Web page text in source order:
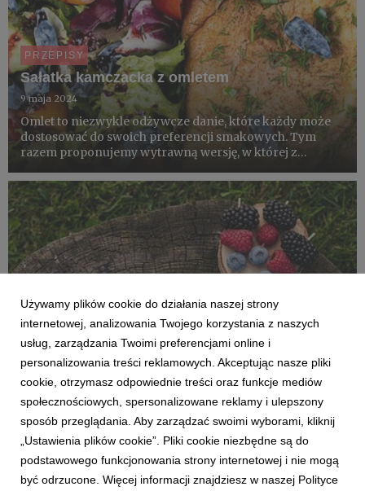
PRZEPISY
Sałatka kamczacka z omletem
9 maja 2024
Omlet to niezwykle odżywcze danie, które każdy może
dostosować do swoich preferencji smakowych. Tym
razem proponujemy wytrawną wersję, w której z
kamczacka - słodko-kwaśna idealna jako baza sosu
winegret. Ten sos warto zaadap...
PRZEPISY
Owocowe leczo na upalne lato
12 sierpnia 2023
Sierpień i wrzesień to czas, który trudno wyobrazić sobie
bez przygotowania leczo. Każda gospodyni domowa ma
Używamy plików cookie do działania naszej strony
internetowej, analizowania Twojego korzystania z naszych
usług, zarządzania Twoimi preferencjami online i
personalizowania treści reklamowych. Akceptując nasze pliki
cookie, otrzymasz odpowiednie treści oraz funkcje mediów
społecznościowych, spersonalizowane reklamy i ulepszony
sposób przeglądania. Aby zarządzać swoimi wyborami, kliknij
„Ustawienia plików cookie”. Pliki cookie niezbędne są do
podstawowego funkcjonowania strony internetowej i nie mogą
być odrzucone. Więcej informacji znajdziesz w naszej Polityce